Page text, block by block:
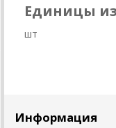
Единицы
шт
Информация